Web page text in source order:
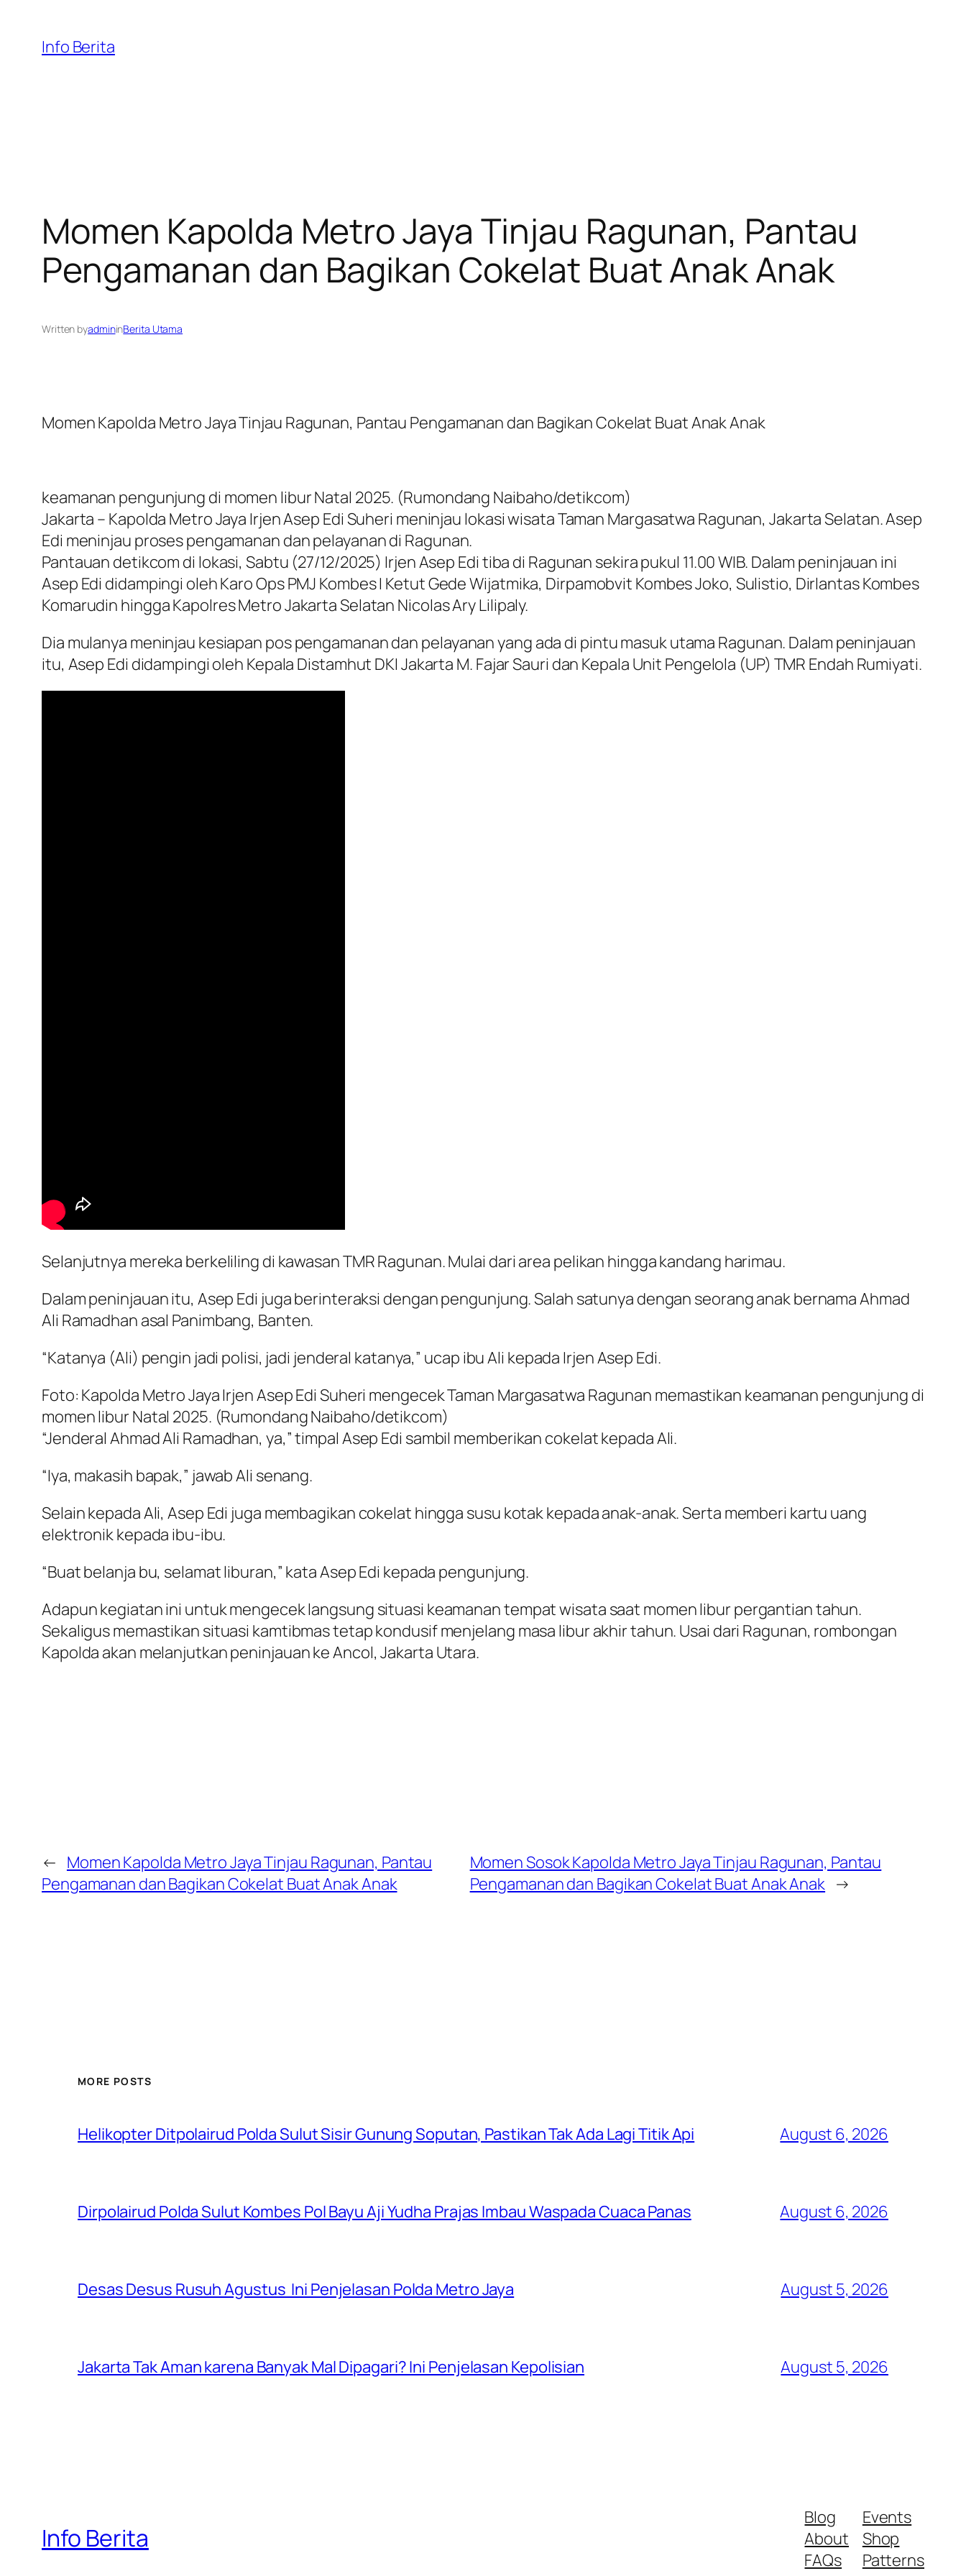
content
Info Berita
Momen Kapolda Metro Jaya Tinjau Ragunan, Pantau
Pengamanan dan Bagikan Cokelat Buat Anak Anak
Written byadmininBerita Utama
Momen Kapolda Metro Jaya Tinjau Ragunan, Pantau Pengamanan dan Bagikan Cokelat Buat Anak Anak
keamanan pengunjung di momen libur Natal 2025. (Rumondang Naibaho/detikcom)
Jakarta – Kapolda Metro Jaya Irjen Asep Edi Suheri meninjau lokasi wisata Taman Margasatwa Ragunan, Jakarta Selatan. Asep
Edi meninjau proses pengamanan dan pelayanan di Ragunan.
Pantauan detikcom di lokasi, Sabtu (27/12/2025) Irjen Asep Edi tiba di Ragunan sekira pukul 11.00 WIB. Dalam peninjauan ini
Asep Edi didampingi oleh Karo Ops PMJ Kombes I Ketut Gede Wijatmika, Dirpamobvit Kombes Joko, Sulistio, Dirlantas Kombes
Komarudin hingga Kapolres Metro Jakarta Selatan Nicolas Ary Lilipaly.
Dia mulanya meninjau kesiapan pos pengamanan dan pelayanan yang ada di pintu masuk utama Ragunan. Dalam peninjauan
itu, Asep Edi didampingi oleh Kepala Distamhut DKI Jakarta M. Fajar Sauri dan Kepala Unit Pengelola (UP) TMR Endah Rumiyati.
Selanjutnya mereka berkeliling di kawasan TMR Ragunan. Mulai dari area pelikan hingga kandang harimau.
Dalam peninjauan itu, Asep Edi juga berinteraksi dengan pengunjung. Salah satunya dengan seorang anak bernama Ahmad
Ali Ramadhan asal Panimbang, Banten.
“Katanya (Ali) pengin jadi polisi, jadi jenderal katanya,” ucap ibu Ali kepada Irjen Asep Edi.
Foto: Kapolda Metro Jaya Irjen Asep Edi Suheri mengecek Taman Margasatwa Ragunan memastikan keamanan pengunjung di
momen libur Natal 2025. (Rumondang Naibaho/detikcom)
“Jenderal Ahmad Ali Ramadhan, ya,” timpal Asep Edi sambil memberikan cokelat kepada Ali.
“Iya, makasih bapak,” jawab Ali senang.
Selain kepada Ali, Asep Edi juga membagikan cokelat hingga susu kotak kepada anak-anak. Serta memberi kartu uang
elektronik kepada ibu-ibu.
“Buat belanja bu, selamat liburan,” kata Asep Edi kepada pengunjung.
Adapun kegiatan ini untuk mengecek langsung situasi keamanan tempat wisata saat momen libur pergantian tahun.
Sekaligus memastikan situasi kamtibmas tetap kondusif menjelang masa libur akhir tahun. Usai dari Ragunan, rombongan
Kapolda akan melanjutkan peninjauan ke Ancol, Jakarta Utara.
← Momen Kapolda Metro Jaya Tinjau Ragunan, Pantau
Pengamanan dan Bagikan Cokelat Buat Anak Anak
Momen Sosok Kapolda Metro Jaya Tinjau Ragunan, Pantau
Pengamanan dan Bagikan Cokelat Buat Anak Anak →
MORE POSTS
Helikopter Ditpolairud Polda Sulut Sisir Gunung Soputan, Pastikan Tak Ada Lagi Titik Api August 6, 2026
Dirpolairud Polda Sulut Kombes Pol Bayu Aji Yudha Prajas Imbau Waspada Cuaca Panas August 6, 2026
Desas Desus Rusuh Agustus Ini Penjelasan Polda Metro Jaya August 5, 2026
Jakarta Tak Aman karena Banyak Mal Dipagari? Ini Penjelasan Kepolisian August 5, 2026
Info Berita
Blog
About
FAQs
Events
Shop
Patterns